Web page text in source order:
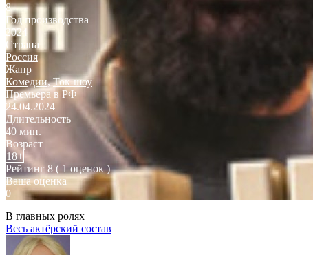
8
Год производства
2024
Страна
Россия
Жанр
Комедии,Ток-шоу
Премьера в РФ
24.04.2024
Длительность
40 мин.
Возраст
18+
Рейтинг 8 ( 1 оценок )
Ваша оценка
0
В главных ролях
Весь актёрский состав